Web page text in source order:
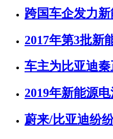
跨国车企发力
2017年第3批新
车主为比亚迪
2019年新能源
蔚来/比亚迪纷